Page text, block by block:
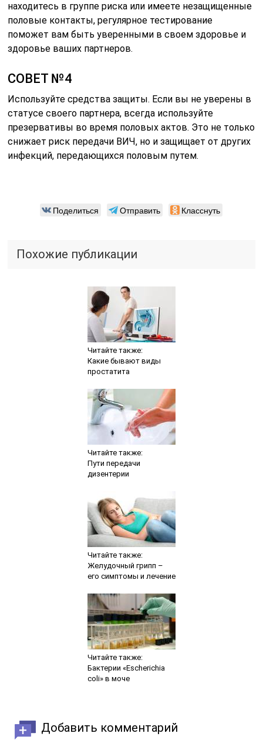
находитесь в группе риска или имеете незащищенные
половые контакты, регулярное тестирование
поможет вам быть уверенными в своем здоровье и
здоровье ваших партнеров.
СОВЕТ №4
Используйте средства защиты. Если вы не уверены в
статусе своего партнера, всегда используйте
презервативы во время половых актов. Это не только
снижает риск передачи ВИЧ, но и защищает от других
инфекций, передающихся половым путем.
Поделиться Отправить Класснуть
Похожие публикации
Читайте также:
Какие бывают виды
простатита
Читайте также:
Пути передачи
дизентерии
Читайте также:
Желудочный грипп –
его симптомы и лечение
Читайте также:
Бактерии «Escherichia
coli» в моче
Добавить комментарий